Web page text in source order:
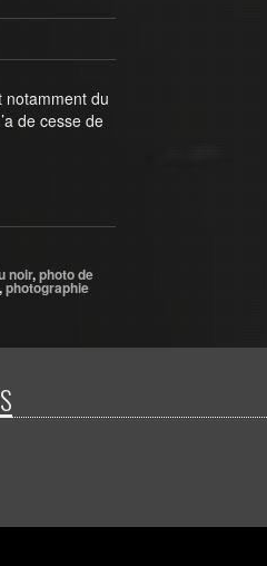
notamment du
de cesse de
noir,photo de
,photographie